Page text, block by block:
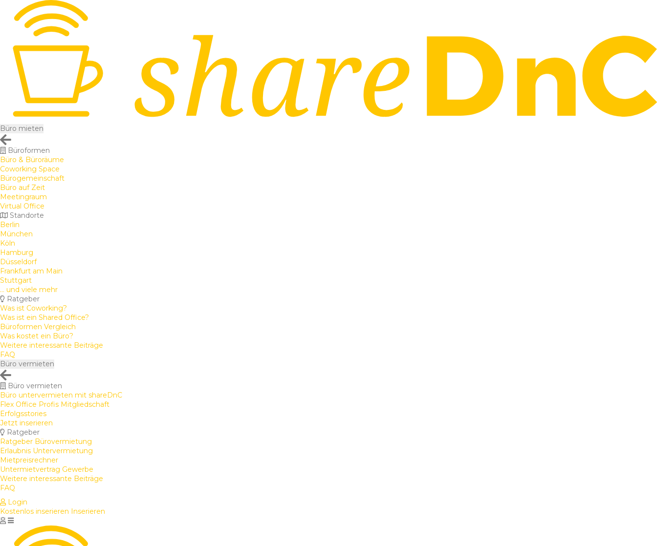
Büro mieten
Büroformen
Büro & Büroräume
Coworking Space
Bürogemeinschaft
Büro auf Zeit
Meetingraum
Virtual Office
Standorte
Berlin
München
Köln
Hamburg
Düsseldorf
Frankfurt am Main
Stuttgart
... und viele mehr
Ratgeber
Was ist Coworking?
Was ist ein Shared Office?
Büroformen Vergleich
Was kostet ein Büro?
Weitere interessante Beiträge
FAQ
Büro vermieten
Büro vermieten
Büro untervermieten mit shareDnC
Flex Office Profis Mitgliedschaft
Erfolgsstories
Jetzt inserieren
Ratgeber
Ratgeber Bürovermietung
Erlaubnis Untervermietung
Mietpreisrechner
Untermietvertrag Gewerbe
Weitere interessante Beiträge
FAQ
Login
Kostenlos inserieren Inserieren